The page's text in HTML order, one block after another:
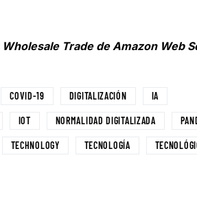
Trade de Amazon Web
COVID-19 DIGITALIZACIÓN IA
IOT NORMALIDAD DIGITALIZADA
TECHNOLOGY TECNOLOGÍA